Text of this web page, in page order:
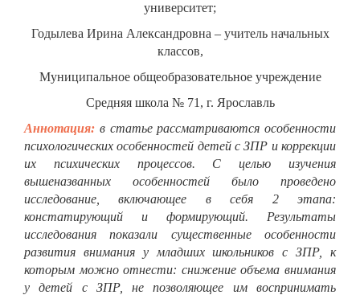
университет;
Годылева Ирина Александровна – учитель начальных
классов,
Муниципальное общеобразовательное учреждение
Средняя школа № 71, г. Ярославль
Аннотация: в статье рассматриваются особенности
психологических особенностей детей с ЗПР и коррекции
их психических процессов. С целью изучения
вышеназванных особенностей было проведено
исследование, включающее в себя 2 этапа:
констатирующий и формирующий. Результаты
исследования показали существенные особенности
развития внимания у младших школьников с ЗПР, к
которым можно отнести: снижение объема внимания
у детей с ЗПР, не позволяющее им воспринимать